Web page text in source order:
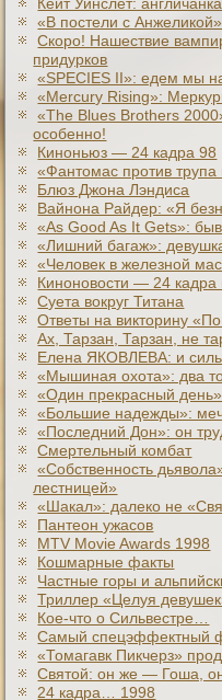
Кейт Уинслет:
«В постели с Анжеликой»
Скоро! Нашествие
придурков
«SPECIES II»: едем мы
«Mercury Rising»:
«The Blues Brothers
особенно!
Киноньюз — 24 кадра 98
«Фантомас против
Блюз Джона Лэндиса
Вайнона Райдер: «Я
«As Good As It Gets»:
«Лишний багаж»:
«Человек в железной
Киноновости — 24 кадра
Суета вокруг Титана
Ответы на викторину
Ах, Тарзан, Тарзан, не
Елена ЯКОВЛЕВА: и
«Мышиная охота»: два
«Один прекрасный
«Большие надежды»:
«Последний Дон»: он
Смертельный комбат
«Собственность
лестницей»
«Шакал»: далеко не
Пантеон ужасов
MTV Movie Awards 1998
Кошмарные факты
Частные горы и
Триллер «Целуя
Кое-что о Сильвестре…
Самый спецэффектный
«Томагавк Пикчерз»
Святой: он же — Гоша,
24 кадра… 1998